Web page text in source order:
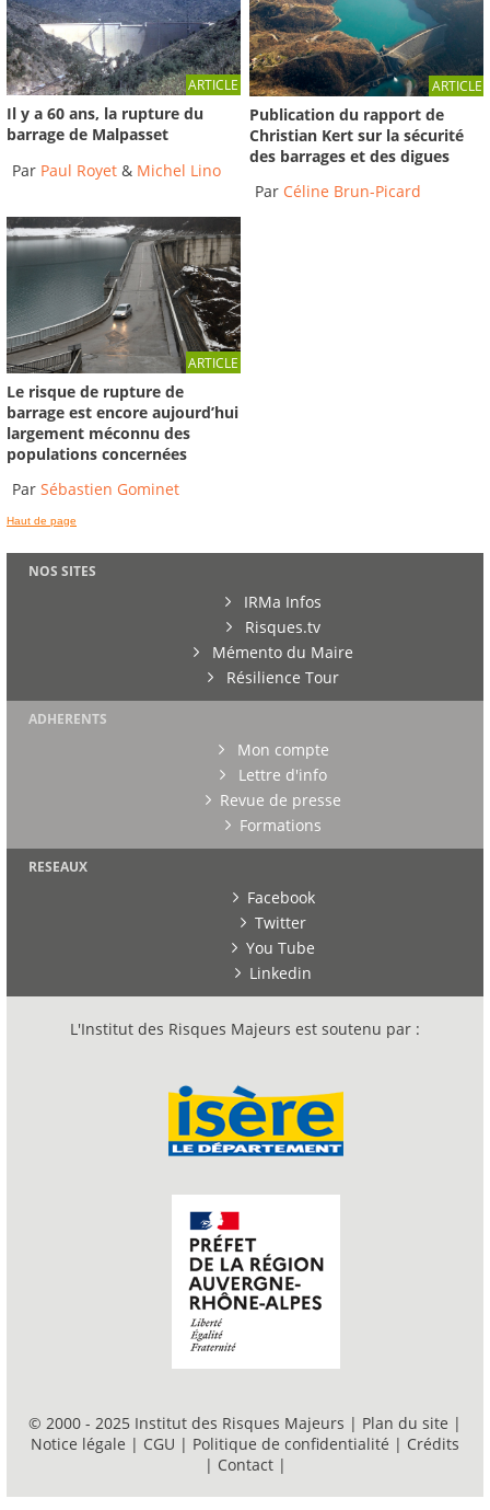
ARTICLE
Il y a 60 ans, la rupture du
barrage de Malpasset
Par Paul Royet & Michel Lino
ARTICLE
Publication du rapport de
Christian Kert sur la sécurité
des barrages et des digues
Par Céline Brun-Picard
ARTICLE
Le risque de rupture de
barrage est encore aujourd’hui
largement méconnu des
populations concernées
Par Sébastien Gominet
Haut de page
NOS SITES
IRMa Infos
Risques.tv
Mémento du Maire
Résilience Tour
ADHERENTS
Mon compte
Lettre d'info
Revue de presse
Formations
RESEAUX
Facebook
Twitter
You Tube
Linkedin
L'Institut des Risques Majeurs est soutenu par :
© 2000 - 2025 Institut des Risques Majeurs | Plan du site |
Notice légale | CGU | Politique de confidentialité | Crédits
| Contact |